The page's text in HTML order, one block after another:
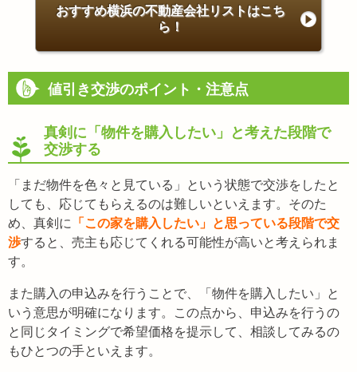
おすすめ横浜の不動産会社リストはこち
ら！
値引き交渉のポイント・注意点
真剣に「物件を購入したい」と考えた段階で
交渉する
「まだ物件を色々と見ている」という状態で交渉をしたと
しても、応じてもらえるのは難しいといえます。そのた
め、真剣に
「この家を購入したい」と思っている段階で交
渉すると、売主も応じてくれる可能性が高いと考えられま
す。
また購入の申込みを行うことで、「物件を購入したい」と
いう意思が明確になります。この点から、申込みを行うの
と同じタイミングで希望価格を提示して、相談してみるの
もひとつの手といえます。